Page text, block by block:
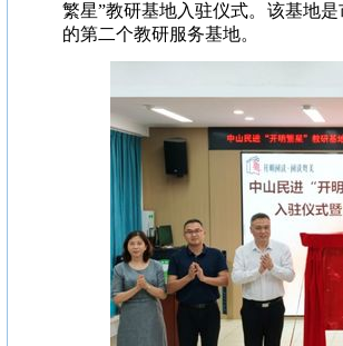
繁星”教研基地入驻仪式。该基地
的第二个教研服务基地。